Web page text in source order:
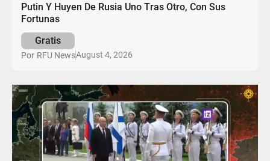
Putin Y Huyen De Rusia Uno Tras Otro, Con Sus
Fortunas
Gratis
Por RFU NewsAugust 4, 2026